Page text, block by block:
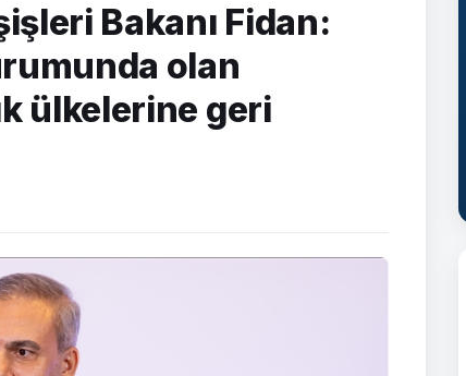
Bakanı Fidan:
olan
ülkelerine geri